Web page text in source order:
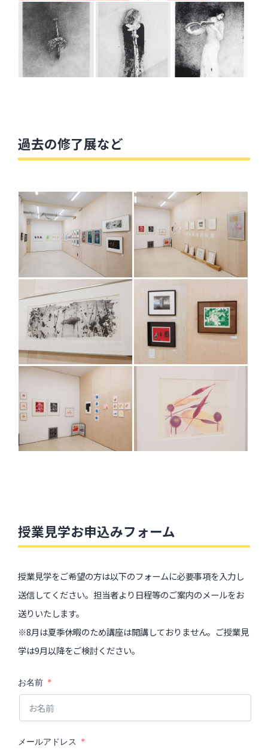
過去の修了展など
授業見学お申込みフォーム
授業見学をご希望の方は以下のフォームに必要事項を入力し
送信してください。担当者より日程等のご案内のメールをお
送りいたします。
※8月は夏季休暇のため講座は開講しておりません。ご授業見
学は9月以降をご検討ください。
お名前
メールアドレス